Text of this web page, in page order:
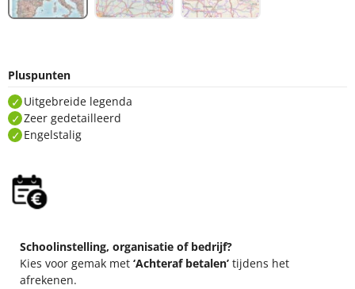
Pluspunten
Uitgebreide legenda
Zeer gedetailleerd
Engelstalig
Schoolinstelling, organisatie of bedrijf?
Kies voor gemak met ‘Achteraf betalen’ tijdens het
afrekenen.